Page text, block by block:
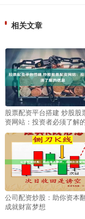
相关文章
股票配资平台搭建 炒股股
资网站：投资者必须了解
公司配资炒股：助你资本
成就财富梦想